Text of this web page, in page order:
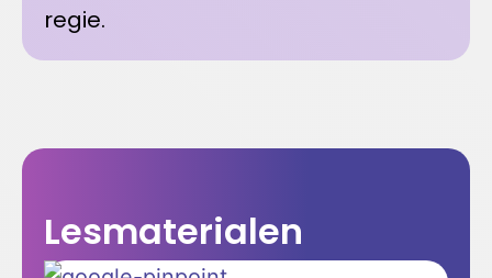
regie.
Lesmaterialen